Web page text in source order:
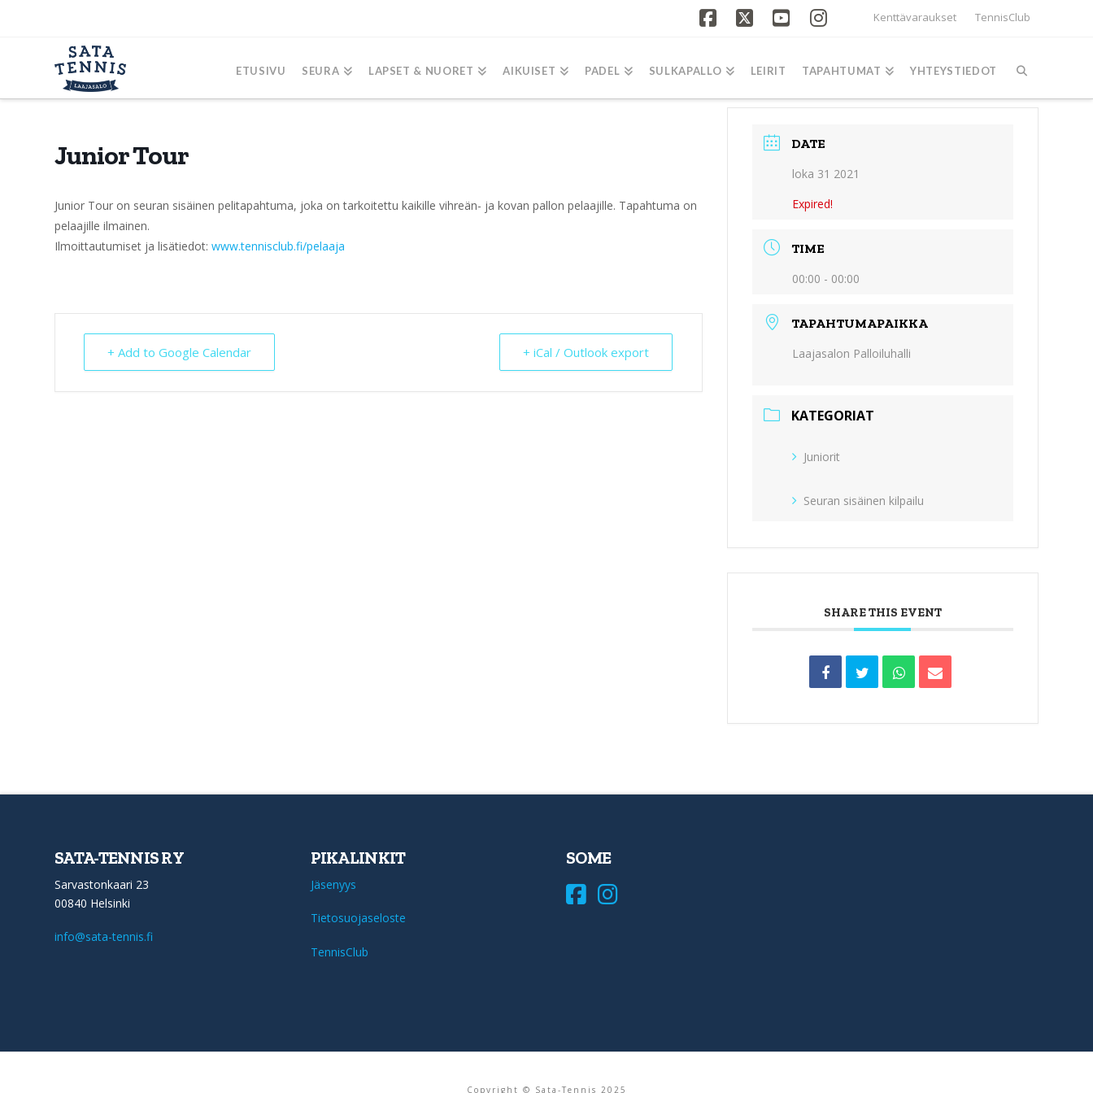
Kenttävaraukset TennisClub
Facebook
X YouTubeInstagram
ETUSIVU SEURA LAPSET & NUORET AIKUISET PADEL SULKAPALLO LEIRIT TAPAHTUMAT YHTEYSTIEDOT
Junior Tour
Junior Tour on seuran sisäinen pelitapahtuma, joka on tarkoitettu kaikille vihreän- ja kovan pallon pelaajille. Tapahtuma on
pelaajille ilmainen.
Ilmoittautumiset ja lisätiedot:www.tennisclub.fi/pelaaja
+ Add to Google Calendar + iCal / Outlook export
DATE
loka 31 2021
Expired!
TIME
00:00 - 00:00
TAPAHTUMAPAIKKA
Laajasalon Palloiluhalli
KATEGORIAT
Juniorit
Seuran sisäinen kilpailu
SHARE THIS EVENT
SATA-TENNIS RY
Sarvastonkaari 23
00840 Helsinki
info@sata-tennis.fi
PIKALINKIT
Jäsenyys
Tietosuojaseloste
TennisClub
SOME
Copyright © Sata-Tennis 2025